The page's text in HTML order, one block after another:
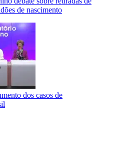
de nascimento
dos casos de